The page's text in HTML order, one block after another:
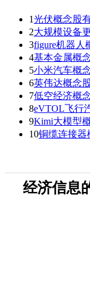
1光伏概念股
2大规模设备
3figure机器人
4基本金属概
5小米汽车概
6英伟达概念
7低空经济概
8eVTOL飞行
9Kimi大模型
10铜缆连接器
经济信息